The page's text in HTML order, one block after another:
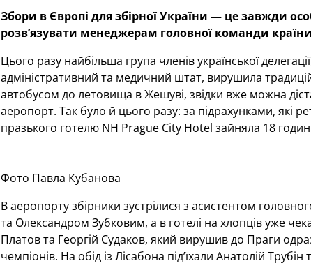
Збори в Європі для збірної України — це завжди
розв’язувати менеджерам головної команди
Цього разу найбільша група членів української
адміністративний та медичний штат, вирушила
автобусом до летовища в Жешуві, звідки вже можна
аеропорт. Так було й цього разу: за підрахунками, які
празького готелю NH Prague City Hotel зайняла 18
Фото Павла Кубанова
В аеропорту збірники зустрілися з асистентом
та Олександром Зубковим, а в готелі на хлопців уже
Платов та Георгій Судаков, який вирушив до Праги
чемпіонів. На обід із Лісабона під’їхали Анатолій